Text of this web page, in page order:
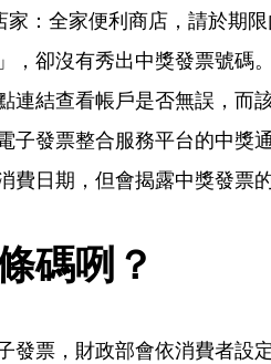
：全家便利商店，請於期
，卻沒有秀出中獎發票號碼
連結查看帳戶是否無誤，而
子發票整合服務平台的中獎
費日期，但會揭露中獎發票的
碼咧？
發票，財政部會依消費者設